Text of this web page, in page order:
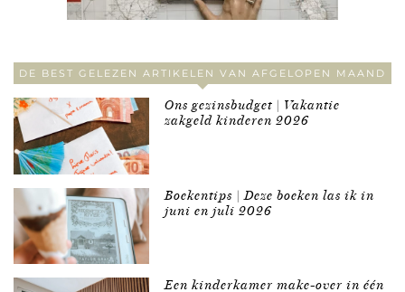
DE BEST GELEZEN ARTIKELEN VAN AFGELOPEN MAAND
Ons gezinsbudget | Vakantie
zakgeld kinderen 2026
Boekentips | Deze boeken las ik in
juni en juli 2026
Een kinderkamer make-over in één